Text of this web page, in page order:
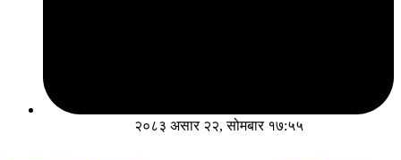
२०८३ असार २२, सोमबार १७:५५